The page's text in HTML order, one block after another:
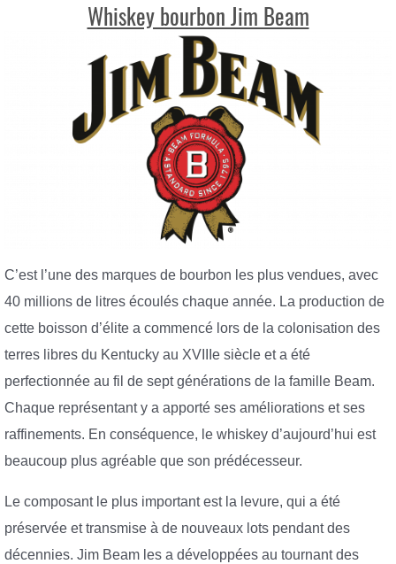
Whiskey bourbon Jim Beam
C’est l’une des marques de bourbon les plus vendues, avec
40 millions de litres écoulés chaque année. La production de
cette boisson d’élite a commencé lors de la colonisation des
terres libres du Kentucky au XVIIIe siècle et a été
perfectionnée au fil de sept générations de la famille Beam.
Chaque représentant y a apporté ses améliorations et ses
raffinements. En conséquence, le whiskey d’aujourd’hui est
beaucoup plus agréable que son prédécesseur.
Le composant le plus important est la levure, qui a été
préservée et transmise à de nouveaux lots pendant des
décennies. Jim Beam les a développées au tournant des